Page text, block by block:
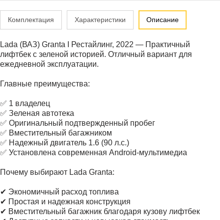
Комплектация Характеристики Описание
Lada (ВАЗ) Granta I Рестайлинг, 2022 — Практичный
лифтбек с зеленой историей. Отличный вариант для
ежедневной эксплуатации.
Главные преимущества:
✅ 1 владелец
✅ Зеленая автотека
✅ Оригинальный подтвержденный пробег
✅ Вместительный багажником
✅ Надежный двигатель 1.6 (90 л.с.)
✅ Установлена современная Android-мультимедиа
Почему выбирают Lada Granta:
✔ Экономичный расход топлива
✔ Простая и надежная конструкция
✔ Вместительный багажник благодаря кузову лифтбек